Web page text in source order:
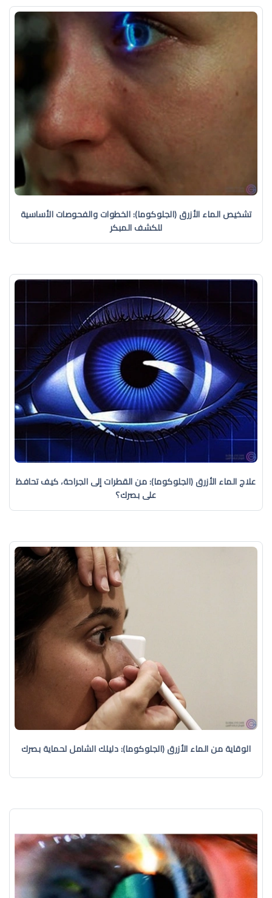
تشخيص الماء الأزرق (الجلوكوما): الخطوات والفحوصات الأساسية
للكشف المبكر
علاج الماء الأزرق (الجلوكوما): من القطرات إلى الجراحة، كيف تحافظ
على بصرك؟
الوقاية من الماء الأزرق (الجلوكوما): دليلك الشامل لحماية بصرك